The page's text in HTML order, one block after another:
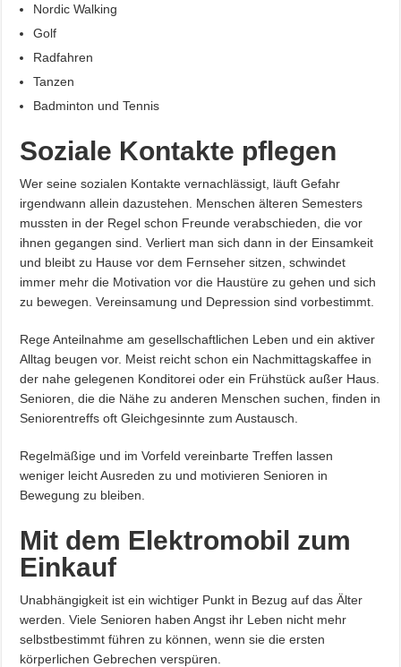
Nordic Walking
Golf
Radfahren
Tanzen
Badminton und Tennis
Soziale Kontakte pflegen
Wer seine sozialen Kontakte vernachlässigt, läuft Gefahr
irgendwann allein dazustehen. Menschen älteren Semesters
mussten in der Regel schon Freunde verabschieden, die vor
ihnen gegangen sind. Verliert man sich dann in der Einsamkeit
und bleibt zu Hause vor dem Fernseher sitzen, schwindet
immer mehr die Motivation vor die Haustüre zu gehen und sich
zu bewegen. Vereinsamung und Depression sind vorbestimmt.
Rege Anteilnahme am gesellschaftlichen Leben und ein aktiver
Alltag beugen vor. Meist reicht schon ein Nachmittagskaffee in
der nahe gelegenen Konditorei oder ein Frühstück außer Haus.
Senioren, die die Nähe zu anderen Menschen suchen, finden in
Seniorentreffs oft Gleichgesinnte zum Austausch.
Regelmäßige und im Vorfeld vereinbarte Treffen lassen
weniger leicht Ausreden zu und motivieren Senioren in
Bewegung zu bleiben.
Mit dem Elektromobil zum
Einkauf
Unabhängigkeit ist ein wichtiger Punkt in Bezug auf das Älter
werden. Viele Senioren haben Angst ihr Leben nicht mehr
selbstbestimmt führen zu können, wenn sie die ersten
körperlichen Gebrechen verspüren.